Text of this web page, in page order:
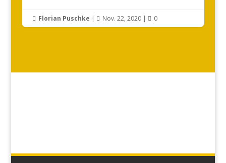
 Florian Puschke |  Nov. 22, 2020|  0